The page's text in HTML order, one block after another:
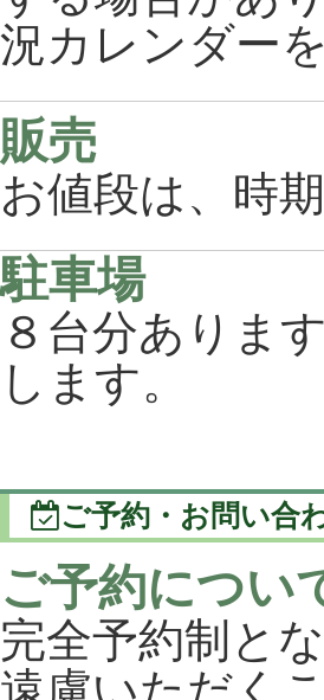
況カレンダー
販売
お値段は、時
駐車場
８台分ありま
します。
ご予約・お問い合
ご予約につい
完全予約制と